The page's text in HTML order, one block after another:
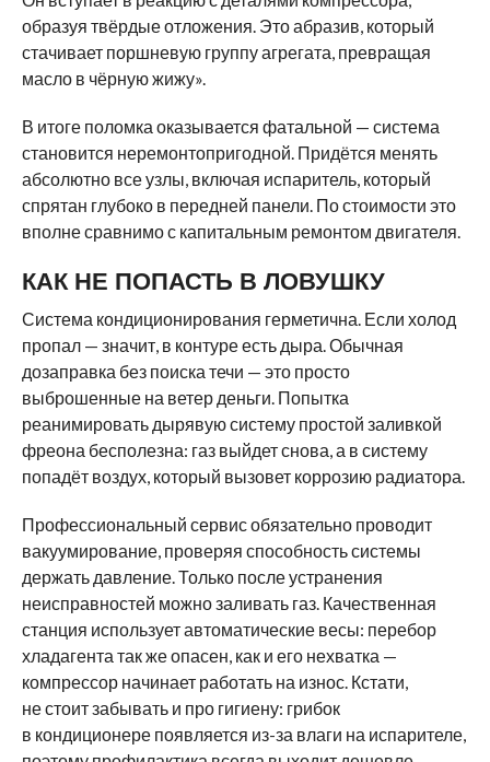
образуя твёрдые отложения. Это абразив, который
стачивает поршневую группу агрегата, превращая
масло в чёрную жижу».
В итоге поломка оказывается фатальной — система
становится неремонтопригодной. Придётся менять
абсолютно все узлы, включая испаритель, который
спрятан глубоко в передней панели. По стоимости это
вполне сравнимо с капитальным ремонтом двигателя.
КАК НЕ ПОПАСТЬ В ЛОВУШКУ
Система кондиционирования герметична. Если холод
пропал — значит, в контуре есть дыра. Обычная
дозаправка без поиска течи — это просто
выброшенные на ветер деньги. Попытка
реанимировать дырявую систему простой заливкой
фреона бесполезна: газ выйдет снова, а в систему
попадёт воздух, который вызовет коррозию радиатора.
Профессиональный сервис обязательно проводит
вакуумирование, проверяя способность системы
держать давление. Только после устранения
неисправностей можно заливать газ. Качественная
станция использует автоматические весы: перебор
хладагента так же опасен, как и его нехватка —
компрессор начинает работать на износ. Кстати,
не стоит забывать и про гигиену: грибок
в кондиционере появляется из-за влаги на испарителе,